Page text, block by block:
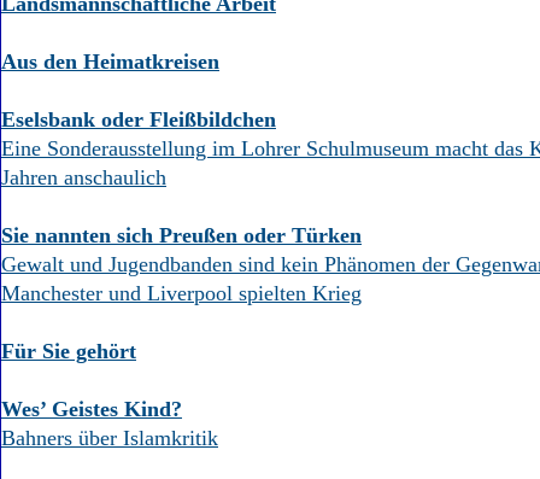
Aus den Heimatkreisen
Eselsbank oder Fleißbildchen
Eine Sonderausstellung im Lohrer Schulmuseum macht das
Jahren anschaulich
Sie nannten sich Preußen oder Türken
Gewalt und Jugendbanden sind kein Phänomen der
Manchester und Liverpool spielten Krieg
Für Sie gehört
Wes’ Geistes Kind?
Bahners über Islamkritik